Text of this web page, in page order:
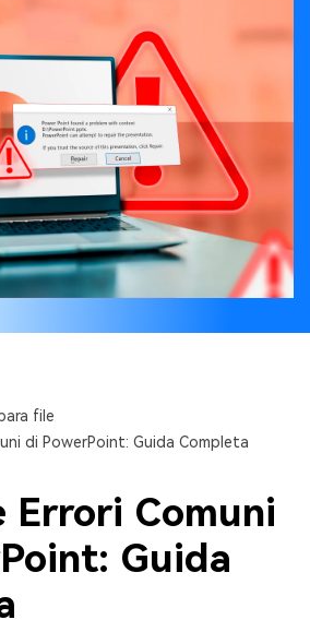
SOLUZIONI
file
di PowerPoint: Guida Completa
Errori Comuni
Guida